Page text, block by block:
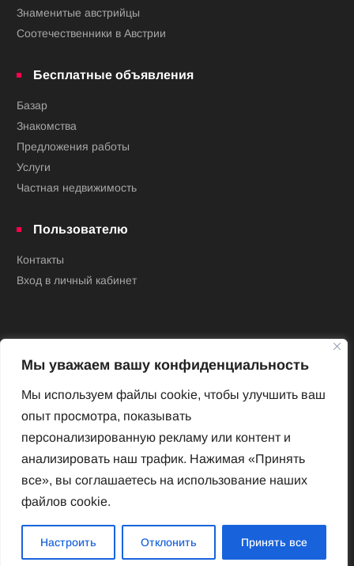
Мы уважаем вашу конфиденциальность
Мы используем файлы cookie, чтобы улучшить ваш
опыт просмотра, показывать
персонализированную рекламу или контент и
анализировать наш трафик. Нажимая «Принять
все», вы соглашаетесь на использование наших
файлов cookie.
Настроить Отклонить Принять все
Знаменитые австрийцы
Соотечественники в Австрии
Бесплатные объявления
Базар
Знакомства
Предложения работы
Услуги
Частная недвижимость
Пользователю
Контакты
Вход в личный кабинет
Новый Венский журнал
Архив номеров
Impressum
Новый Венский журнал